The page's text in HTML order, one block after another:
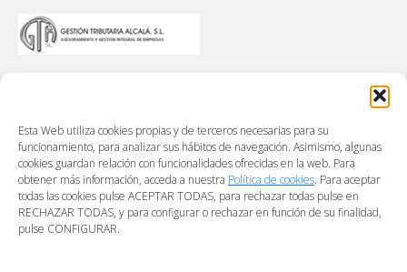
Esta Web utiliza cookies propias y de terceros necesarias para su
funcionamiento, para analizar sus hábitos de navegación. Asimismo, algunas
cookies guardan relación con funcionalidades ofrecidas en la web. Para
obtener más información, acceda a nuestra Política de cookies. Para aceptar
todas las cookies pulse ACEPTAR TODAS, para rechazar todas pulse en
RECHAZAR TODAS, y para configurar o rechazar en función de su finalidad,
pulse CONFIGURAR.